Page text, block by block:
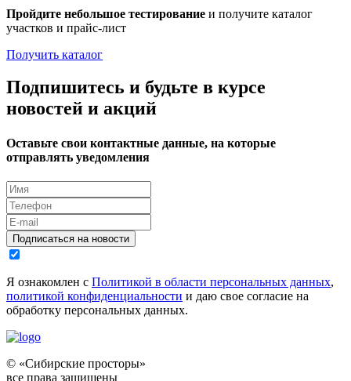
Пройдите небольшое тестирование и получите каталог
участков и прайс-лист
Получить каталог
Подпишитесь и будьте в курсе
новостей и акций
Оставьте свои контактные данные, на которые
отправлять уведомления
Подписаться на новости
Я ознакомлен с Политикой в области персональных данных,
политикой конфиденциальности и даю свое согласие на
обработку персональных данных.
© «Сибирские просторы»
все права защищены